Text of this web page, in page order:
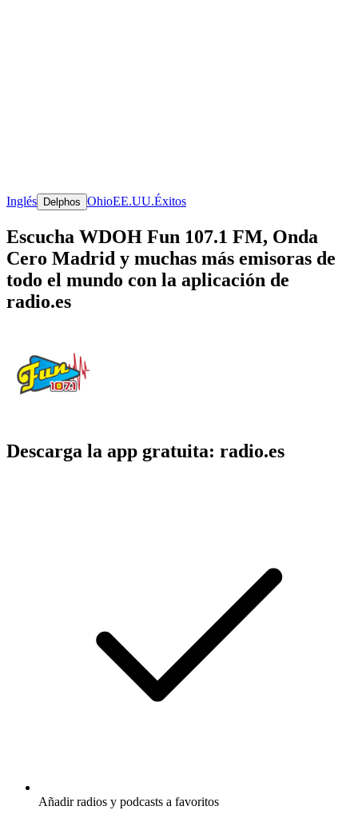
Inglés Delphos OhioEE.UU.Éxitos
Escucha WDOH Fun 107.1 FM, Onda
Cero Madrid y muchas más emisoras de
todo el mundo con la aplicación de
radio.es
Descarga la app gratuita: radio.es
Añadir radios y podcasts a favoritos